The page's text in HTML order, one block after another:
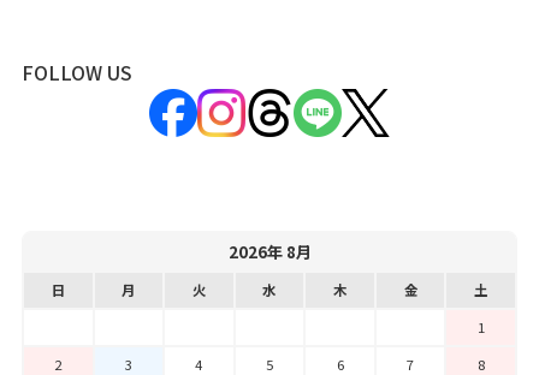
FOLLOW US
2026年 8月
日 月 火 水 木 金
土
1
2
3 4 5 6 7
8